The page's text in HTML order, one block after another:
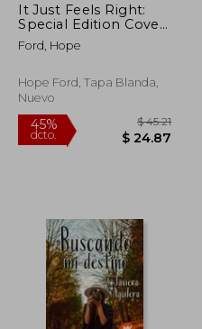
It Just Feels Right:
Special Edition Cover
(en Inglés)
Ford, Hope
Hope Ford, Tapa Blanda,
Nuevo